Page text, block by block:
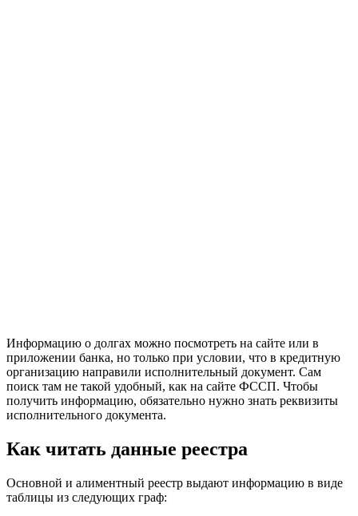
Информацию о долгах можно посмотреть на сайте или в
приложении банка, но только при условии, что в кредитную
организацию направили исполнительный документ. Сам
поиск там не такой удобный, как на сайте ФССП. Чтобы
получить информацию, обязательно нужно знать реквизиты
исполнительного документа.
Как читать данные реестра
Основной и алиментный реестр выдают информацию в виде
таблицы из следующих граф: